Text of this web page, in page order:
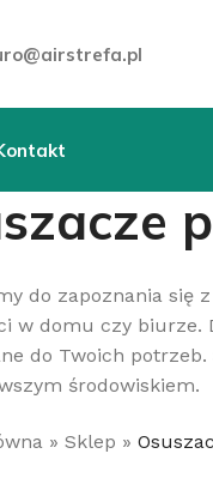
do zapoznania się
w domu czy biurze.
do Twoich
środowiskiem.
» Sklep »